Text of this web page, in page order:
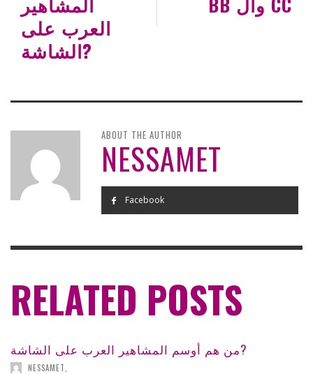
العرب على
الشاشة?
ABOUT THE AUTHOR
NESSAMET
Facebook
RELATED POSTS
من هم أوسم المشاهير العرب على الشاشة?
NESSAMET